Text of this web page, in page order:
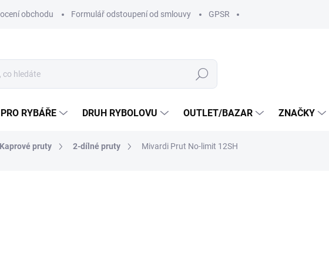
obchodu Formulář odstoupení od smlouvy GPSR
Hledat
RYBÁŘE DRUH RYBOLOVU OUTLET/BAZAR ZNAČKY
Kaprové pruty 2-dílné pruty Mivardi Prut No-limit 12SH